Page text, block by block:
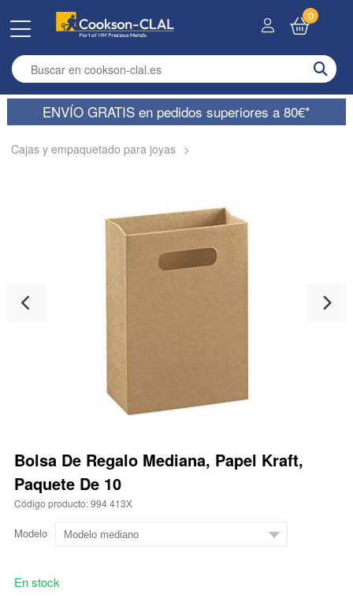
Enter search term
0
ENVÍO GRATIS en pedidos superiores a 80€*
Cajas y empaquetado para joyas >
Bolsa De Regalo Mediana, Papel Kraft,
Paquete De 10
Código producto: 994 413X
Modelo
En stock